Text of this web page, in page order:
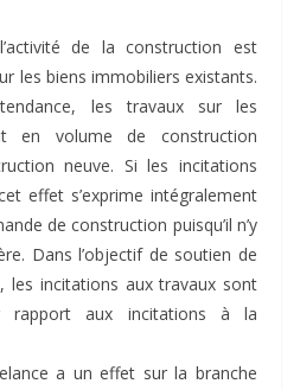
de la construction est
les biens immobiliers existants.
les travaux sur les
en volume de construction
neuve. Si les incitations
effet s’exprime intégralement
de construction puisqu’il n’y
Dans l’objectif de soutien de
les incitations aux travaux sont
rapport aux incitations à la
a un effet sur la branche